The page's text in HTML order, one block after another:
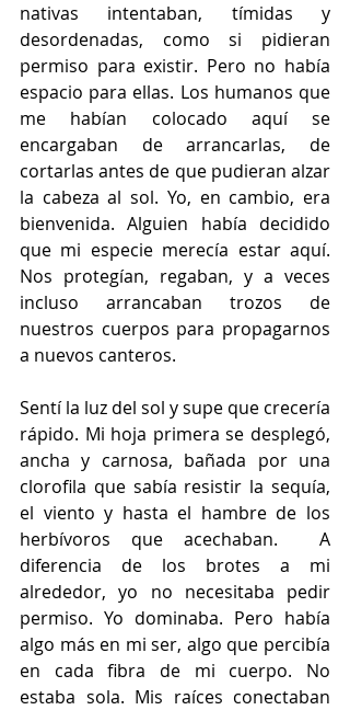
nativas intentaban, tímidas y
desordenadas, como si pidieran
permiso para existir. Pero no había
espacio para ellas. Los humanos que
me habían colocado aquí se
encargaban de arrancarlas, de
cortarlas antes de que pudieran alzar
la cabeza al sol. Yo, en cambio, era
bienvenida. Alguien había decidido
que mi especie merecía estar aquí.
Nos protegían, regaban, y a veces
incluso arrancaban trozos de
nuestros cuerpos para propagarnos
a nuevos canteros.
Sentí la luz del sol y supe que crecería
rápido. Mi hoja primera se desplegó,
ancha y carnosa, bañada por una
clorofila que sabía resistir la sequía,
el viento y hasta el hambre de los
herbívoros que acechaban.  A
diferencia de los brotes a mi
alrededor, yo no necesitaba pedir
permiso. Yo dominaba. Pero había
algo más en mi ser, algo que percibía
en cada fibra de mi cuerpo. No
estaba sola. Mis raíces conectaban